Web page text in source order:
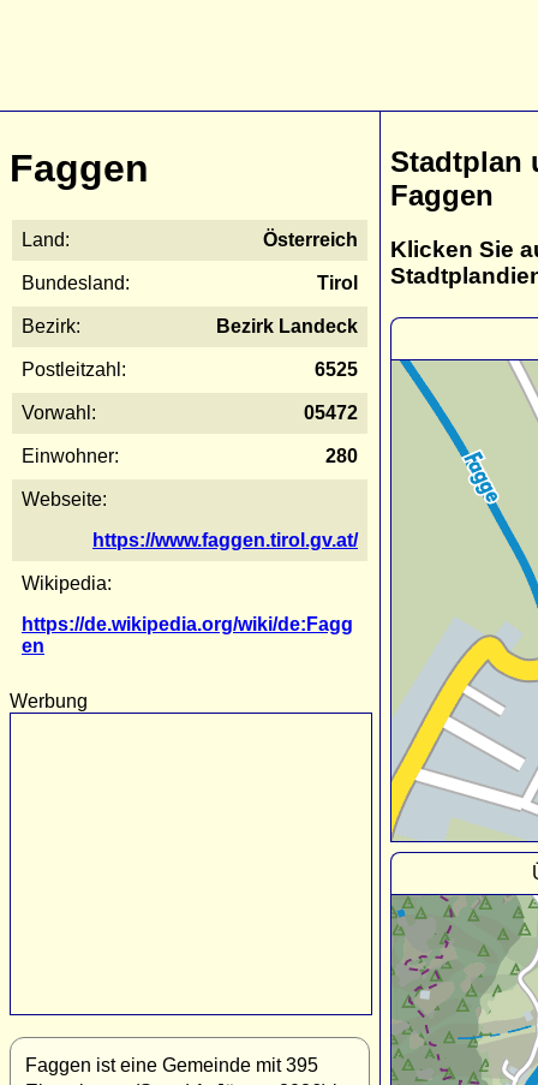
Faggen
Land: Österreich
Bundesland: Tirol
Bezirk: Bezirk Landeck
Postleitzahl: 6525
Vorwahl: 05472
Einwohner: 280
Webseite:
https://www.faggen.tirol.gv.at/
Wikipedia:
https://de.wikipedia.org/wiki/de:Fagg
en
Werbung
Faggen ist eine Gemeinde mit 395
Stadtplan
Faggen
Klicken Sie